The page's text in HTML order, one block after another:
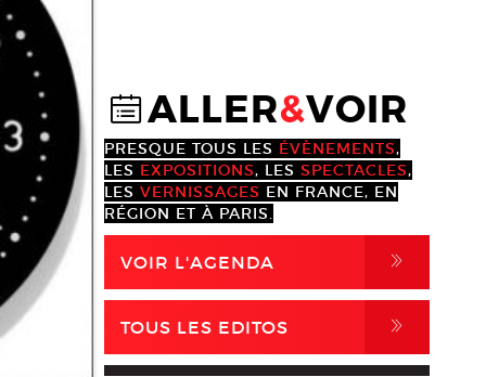
@ALLER&VOIR
PRESQUE TOUS LES ÉVÈNEMENTS,
LES EXPOSITIONS, LES SPECTACLES,
LES VERNISSAGES EN FRANCE, EN
RÉGION ET À PARIS.
VOIR L'AGENDA ,
TOUS LES EDITOS ,